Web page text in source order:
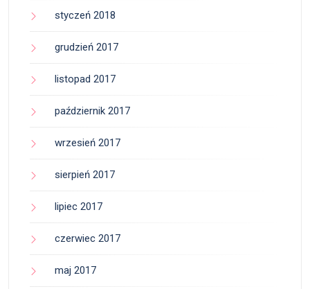
styczeń 2018
grudzień 2017
listopad 2017
październik 2017
wrzesień 2017
sierpień 2017
lipiec 2017
czerwiec 2017
maj 2017